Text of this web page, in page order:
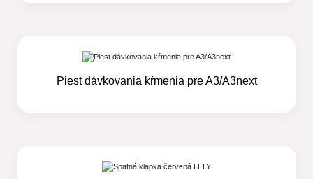
Piest dávkovania kŕmenia pre A3/A3next